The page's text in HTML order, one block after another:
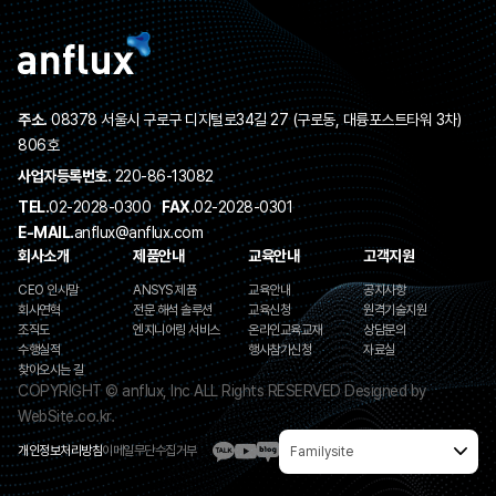
주소.08378 서울시 구로구 디지털로34길 27 (구로동, 대륭포스트타워 3차)
806호
사업자등록번호.220-86-13082
TEL.02-2028-0300 FAX.02-2028-0301
E-MAIL.anflux@anflux.com
회사소개
CEO 인사말
회사연혁
조직도
수행실적
찾아오시는 길
제품안내
ANSYS 제품
전문 해석 솔루션
엔지니어링 서비스
교육안내
교육안내
교육신청
온라인교육교재
행사참가신청
고객지원
공지사항
원격기술지원
상담문의
자료실
COPYRIGHT © anflux, Inc ALL Rights RESERVEDDesigned by
WebSite.co.kr.
개인정보처리방침이메일무단수집거부 Familysite